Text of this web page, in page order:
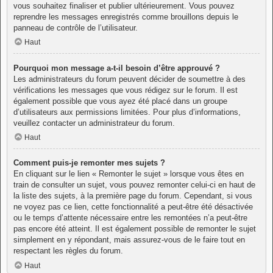
vous souhaitez finaliser et publier ultérieurement. Vous pouvez
reprendre les messages enregistrés comme brouillons depuis le
panneau de contrôle de l’utilisateur.
Haut
Pourquoi mon message a-t-il besoin d’être approuvé ?
Les administrateurs du forum peuvent décider de soumettre à des
vérifications les messages que vous rédigez sur le forum. Il est
également possible que vous ayez été placé dans un groupe
d’utilisateurs aux permissions limitées. Pour plus d’informations,
veuillez contacter un administrateur du forum.
Haut
Comment puis-je remonter mes sujets ?
En cliquant sur le lien « Remonter le sujet » lorsque vous êtes en
train de consulter un sujet, vous pouvez remonter celui-ci en haut de
la liste des sujets, à la première page du forum. Cependant, si vous
ne voyez pas ce lien, cette fonctionnalité a peut-être été désactivée
ou le temps d’attente nécessaire entre les remontées n’a peut-être
pas encore été atteint. Il est également possible de remonter le sujet
simplement en y répondant, mais assurez-vous de le faire tout en
respectant les règles du forum.
Haut